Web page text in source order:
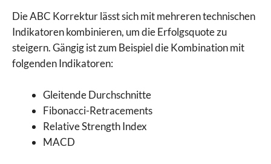
Die ABC Korrektur lässt sich mit mehreren technischen
Indikatoren kombinieren, um die Erfolgsquote zu
steigern. Gängig ist zum Beispiel die Kombination mit
folgenden Indikatoren:
Gleitende Durchschnitte
Fibonacci-Retracements
Relative Strength Index
MACD